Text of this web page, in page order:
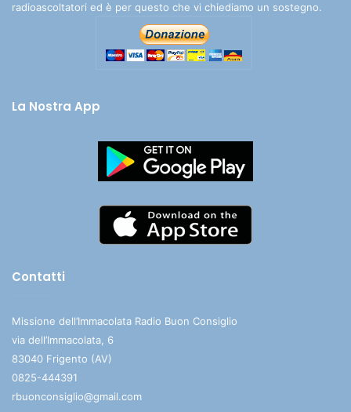
radioascoltatori ed è per questo che vi chiediamo un sostegno.
La Nostra App
Contatti
Missione dell’Immacolata Radio Buon Consiglio
via dell’Immacolata, 6
83040 Frigento (AV)
0825-444391
rbuonconsiglio@gmail.com